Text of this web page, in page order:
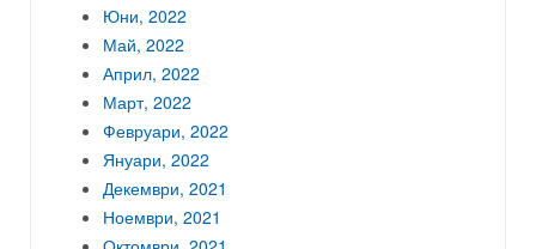
Юни, 2022
Май, 2022
Април, 2022
Март, 2022
Февруари, 2022
Януари, 2022
Декември, 2021
Ноември, 2021